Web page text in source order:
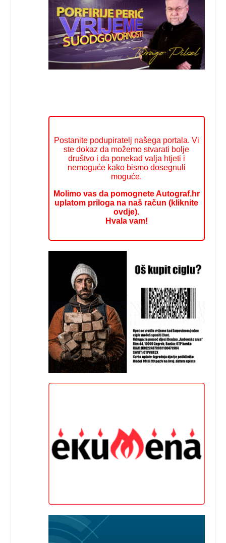
Postanite podupiratelj našega portala. Vi
ste dokaz da možemo stvarati bolje
društvo i da ponekad valja htjeti i
nemoguće kako bismo dosegnuli
moguće.
Molimo vas da pomognete Autograf.hr
uplatom priloga na naš račun (kliknite
ovdje).
Hvala vam!